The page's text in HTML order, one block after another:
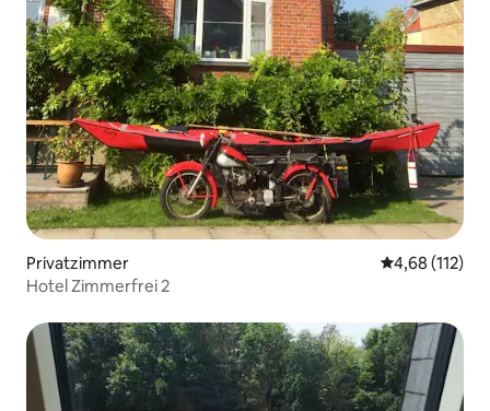
Privatzimmer
4,68 (112)
Hotel Zimmerfrei 2